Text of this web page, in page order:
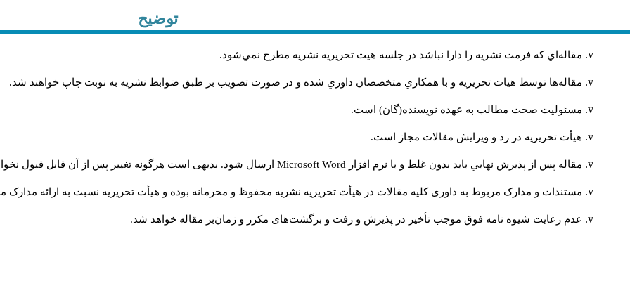
توضیح
مقاله‌اي كه فرمت نشريه را دارا نباشد در جلسه هيت تحريريه نشريه مطرح نمي‌شود.
مقاله‌ها توسط هیات تحريريه و با همکاري متخصصان داوري شده و در صورت تصويب بر طبق ضوابط نشريه به نوبت چاپ خواهند شد.
مسئوليت صحت مطالب به عهده نويسنده(گان) است.
هيأت تحريريه در رد و ويرايش مقالات مجاز است.
مقاله پس از پذيرش نهايي باید بدون غلط و با نرم افزار Microsoft Word ارسال شود. بدیهی است هرگونه تغییر پس از آن قابل قبول
مستندات و مدارک مربوط به داوری کلیه مقالات در هیأت تحریریه نشریه محفوظ و محرمانه بوده و هیأت تحریریه نسبت به ارائه مدارک
عدم رعایت شیوه نامه فوق موجب تأخیر در پذیرش و رفت و برگشت‌‌های مکرر و زمان‌بر مقاله خواهد شد.